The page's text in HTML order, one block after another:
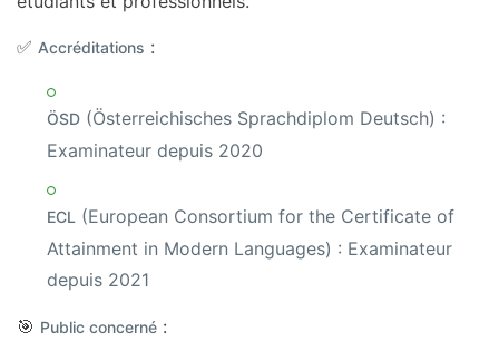
✅ Accréditations :
ÖSD (Österreichisches Sprachdiplom Deutsch) :
Examinateur depuis 2020
ECL (European Consortium for the Certificate of
Attainment in Modern Languages) : Examinateur
depuis 2021
🎯 Public concerné :